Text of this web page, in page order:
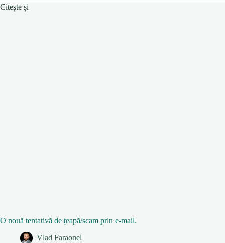
Citește și
O nouă tentativă de țeapă/scam prin e-mail.
Vlad Faraonel